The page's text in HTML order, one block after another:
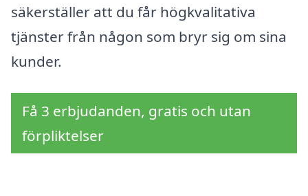
säkerställer att du får högkvalitativa
tjänster från någon som bryr sig om sina
kunder.
Få 3 erbjudanden, gratis och utan
förpliktelser